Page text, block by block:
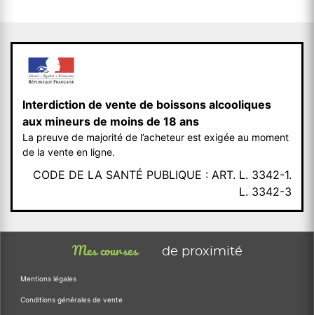
Interdiction de vente de boissons alcooliques
aux mineurs de moins de 18 ans
La preuve de majorité de l’acheteur est exigée au moment
de la vente en ligne.
CODE DE LA SANTÉ PUBLIQUE : ART. L. 3342-1.
L. 3342-3
Mes courses de proximité
Mentions légales
Conditions générales de vente